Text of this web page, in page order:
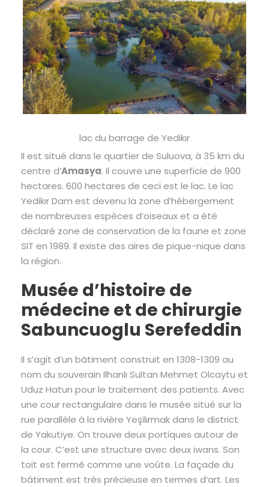
lac du barrage de Yedikır
Il est situé dans le quartier de Suluova, à 35 km du
centre d’Amasya. Il couvre une superficie de 900
hectares. 600 hectares de ceci est le lac. Le lac
Yedikır Dam est devenu la zone d’hébergement
de nombreuses espèces d’oiseaux et a été
déclaré zone de conservation de la faune et zone
SIT en 1989. Il existe des aires de pique-nique dans
la région.
Musée d’histoire de
médecine et de chirurgie
Sabuncuoglu Serefeddin
Il s’agit d’un bâtiment construit en 1308-1309 au
nom du souverain Ilhanlı Sultan Mehmet Olcaytu et
Uduz Hatun pour le traitement des patients. Avec
une cour rectangulaire dans le musée situé sur la
rue parallèle à la rivière Yeşilırmak dans le district
de Yakutiye. On trouve deux portiques autour de
la cour. C’est une structure avec deux iwans. Son
toit est fermé comme une voûte. La façade du
bâtiment est très précieuse en termes d’art. Les